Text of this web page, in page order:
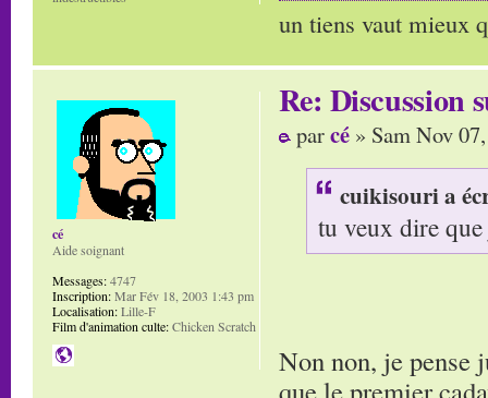
un tiens vaut mieux
Re: Discussion
parcé » Sam Nov
cuikisouri a
tu veux dire
Non non, je pense
cé
Aide soignant
Messages:4747
Inscription:Mar Fév 18, 2003 1:43 pm
Localisation:Lille-F
Film d'animation culte:Chicken Scratch